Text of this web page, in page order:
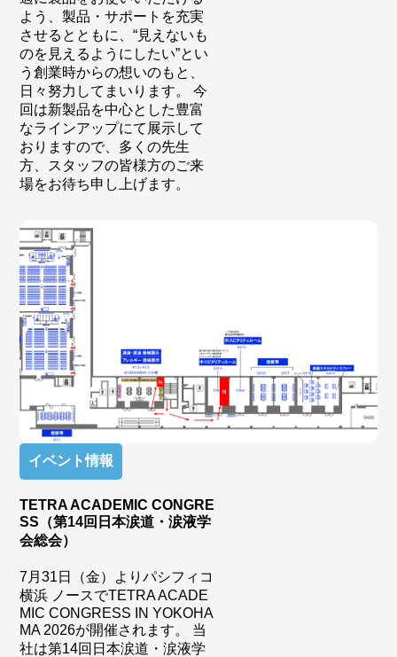
よう、製品・サポートを充実
させるとともに、“見えないも
のを見えるようにしたい”とい
う創業時からの想いのもと、
日々努力してまいります。 今
回は新製品を中心とした豊富
なラインアップにて展示して
おりますので、多くの先生
方、スタッフの皆様方のご来
場をお待ち申し上げます。
イベント情報
TETRA ACADEMIC CONGRE
SS（第14回日本涙道・涙液学
会総会）
7月31日（金）よりパシフィコ
横浜 ノースでTETRA ACADE
MIC CONGRESS IN YOKOHA
MA 2026が開催されます。 当
社は第14回日本涙道・涙液学